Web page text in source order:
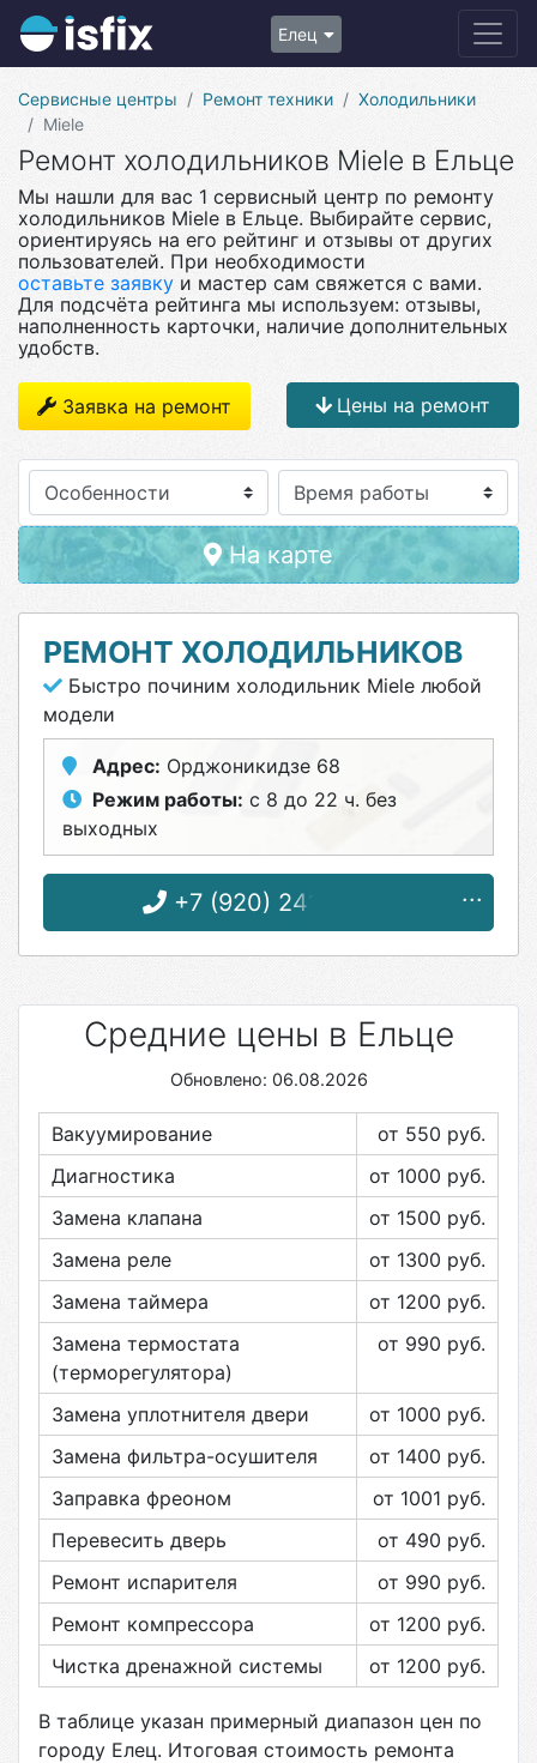
Елец
Сервисные центры Ремонт техники
Холодильники
Miele
Ремонт холодильников Miele в Ельце
Мы нашли для вас 1 сервисный центр по ремонту
холодильников Miele в Ельце. Выбирайте сервис,
ориентируясь на его рейтинг и отзывы от других
пользователей. При необходимости
оставьте заявку и мастер сам свяжется с вами.
Для подсчёта рейтинга мы используем: отзывы,
наполненность карточки, наличие дополнительных
удобств.
Заявка на ремонт Цены на ремонт
Особенности
На карте
РЕМОНТ ХОЛОДИЛЬНИКОВ
Быстро починим холодильник Miele любой
модели
Адрес: Орджоникидзе 68
Режим работы: с 8 до 22 ч. без
выходных
+7 (920) 241-75-26
Средние цены в Ельце
Обновлено: 06.08.2026
Вакуумирование от 550 руб.
Диагностика
от 1000 руб.
Замена клапана
от 1500 руб.
Замена реле
от 1300 руб.
Замена таймера
от 1200 руб.
Замена термостата
(терморегулятора)
от 990 руб.
Замена уплотнителя двери от 1000 руб.
Замена фильтра-осушителя
от 1400 руб.
Заправка фреоном
от 1001 руб.
Перевесить дверь
от 490 руб.
Ремонт испарителя
от 990 руб.
Ремонт компрессора
от 1200 руб.
Чистка дренажной системы
от 1200 руб.
В таблице указан примерный диапазон цен по
городу Елец. Итоговая стоимость ремонта